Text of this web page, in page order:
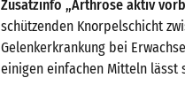
Zusatzinfo „Arthrose aktiv
schützenden Knorpelschicht
Gelenkerkrankung bei
einigen einfachen Mitteln lässt